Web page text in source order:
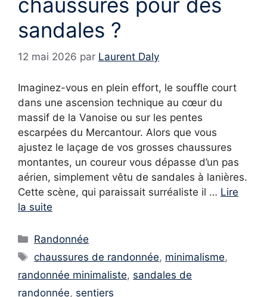
chaussures pour des
sandales ?
12 mai 2026 par Laurent Daly
Imaginez-vous en plein effort, le souffle court
dans une ascension technique au cœur du
massif de la Vanoise ou sur les pentes
escarpées du Mercantour. Alors que vous
ajustez le laçage de vos grosses chaussures
montantes, un coureur vous dépasse d’un pas
aérien, simplement vêtu de sandales à lanières.
Cette scène, qui paraissait surréaliste il … Lire
la suite
Catégories
Randonnée
Étiquettes
chaussures de randonnée, minimalisme,
randonnée minimaliste, sandales de
randonnée, sentiers